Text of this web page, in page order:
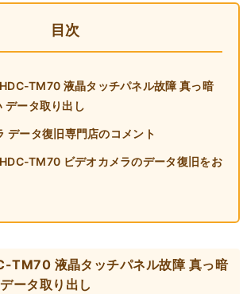
目次
TM70 液晶タッチパネル故障 真っ暗
データ取り出し
データ復旧専門店のコメント
TM70 ビデオカメラのデータ復旧をお
TM70 液晶タッチパネル故障 真っ暗
ータ取り出し